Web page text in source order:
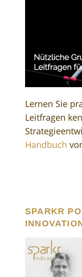
Lernen Sie
Leitfragen
Handbuch
SPARKR